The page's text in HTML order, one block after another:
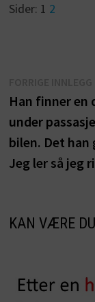
Sider: 1 2
Han finner en
under
bilen. Det han
Jeg ler så jeg
KAN VÆRE